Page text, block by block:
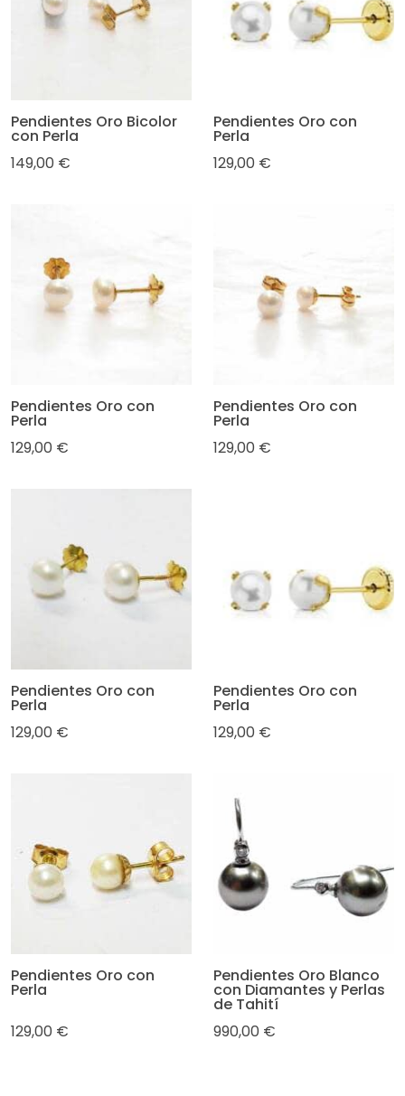
Pendientes Oro Bicolor
con Perla
149,00 €
Pendientes Oro con
Perla
129,00 €
Pendientes Oro con
Perla
129,00 €
Pendientes Oro con
Perla
129,00 €
Pendientes Oro con
Perla
129,00 €
Pendientes Oro con
Perla
129,00 €
Pendientes Oro con
Perla
129,00 €
Pendientes Oro Blanco
con Diamantes y Perlas
de Tahití
990,00 €